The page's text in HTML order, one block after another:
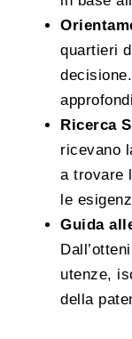
quartieri
Ricerca
ricevano
a trovare
le
Guida
utenze,
della